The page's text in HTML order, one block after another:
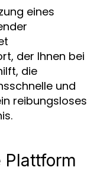
eines
der Ihnen bei
die
und
reibungsloses